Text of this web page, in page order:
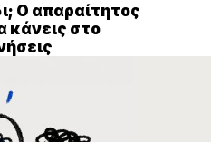
Ο απαραίτητος
κάνεις στο